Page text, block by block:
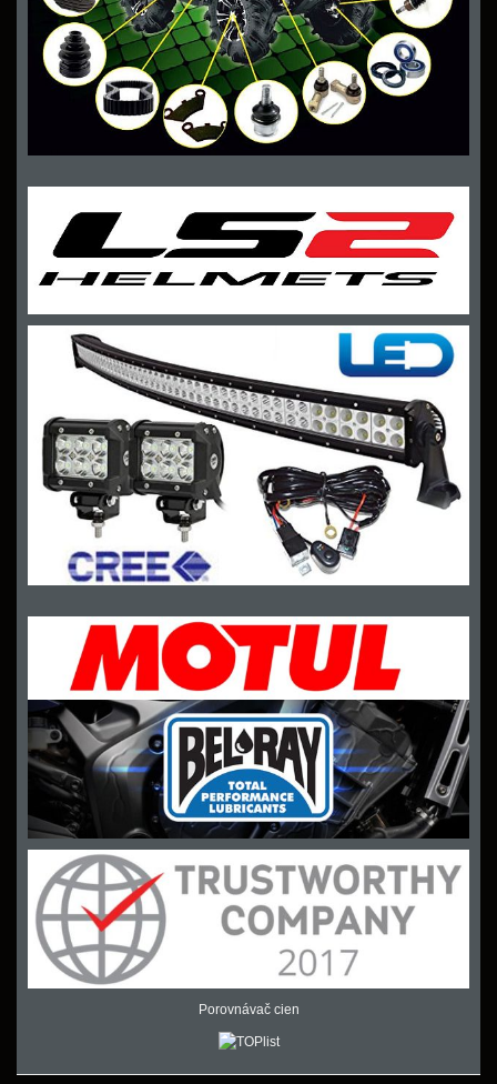
Porovnávač cien